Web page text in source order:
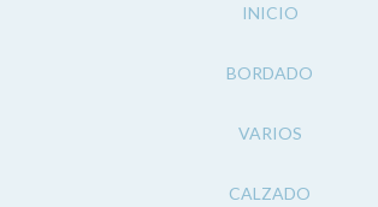
INICIO
BORDADO
VARIOS
CALZADO